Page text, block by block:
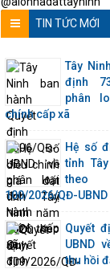
TIN TỨC MỚI
Tây
định
phân
chính cấp xã
Hệ số
tỉnh
theo
100/2026/QĐ-UBND
Quyết
UBND
thu hồi